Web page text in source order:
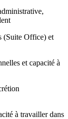
(Suite Office) et
et capacité à
à travailler dans